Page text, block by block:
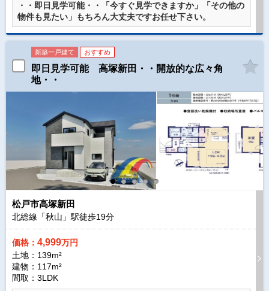
・・即日見学可能・・「今すぐ見学できますか」「その他の
物件も見たい」もちろん大丈夫ですお任せ下さい。
新築一戸建て おすすめ
即日見学可能 高塚新田・・開放的な広々角
地・・
松戸市高塚新田
北総線「秋山」駅徒歩19分
価格： 4,999万円
土地：139m²
建物：117m²
間取：3LDK